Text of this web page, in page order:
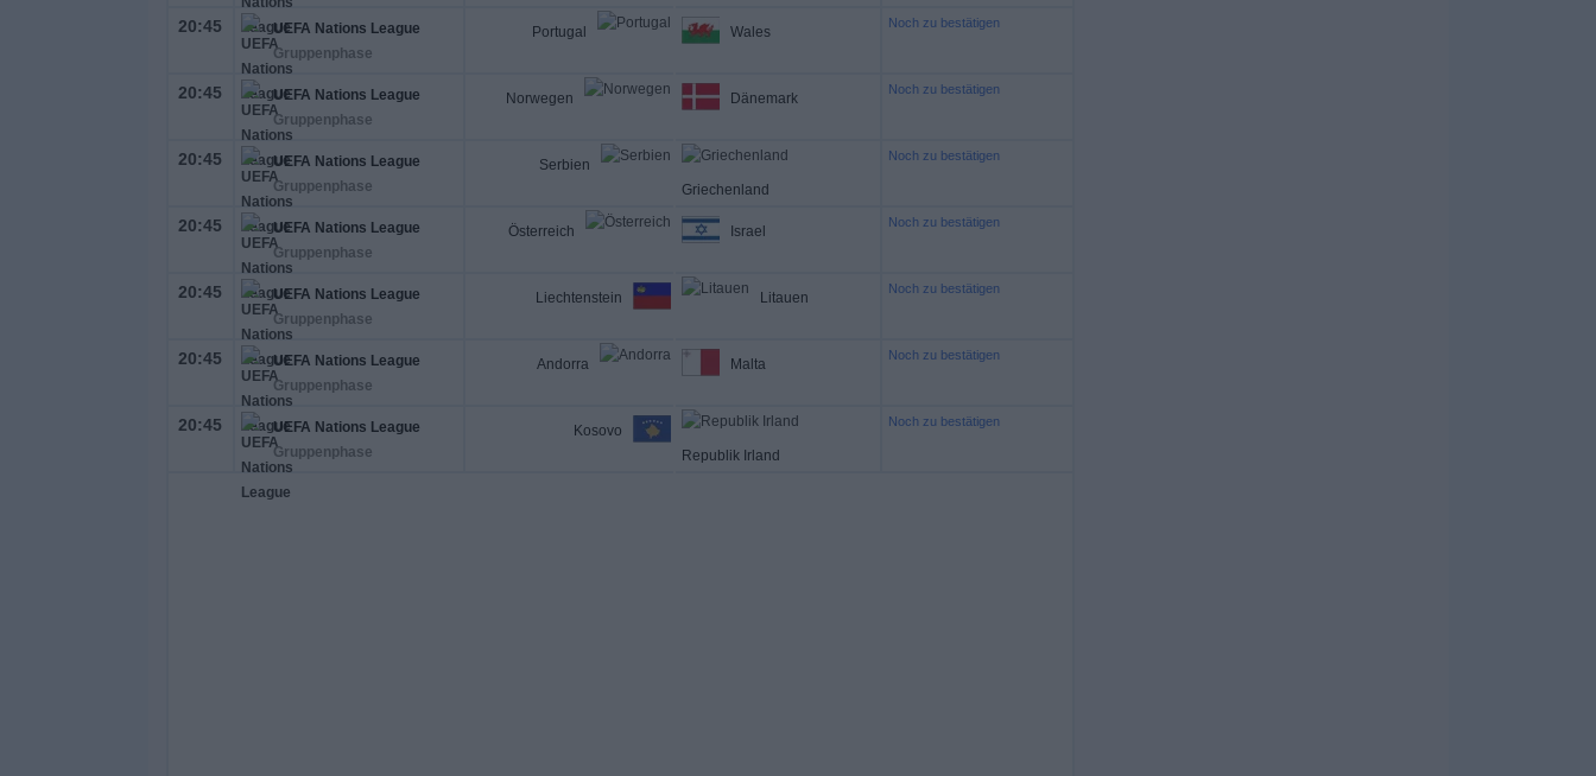
20:45
UEFA Nations League
Gruppenphase
Portugal Wales
Noch zu bestätigen
20:45
UEFA Nations League
Gruppenphase
Norwegen Dänemark
Noch zu bestätigen
20:45
UEFA Nations League
Gruppenphase
Serbien
Griechenland
Noch zu bestätigen
20:45
UEFA Nations League
Gruppenphase
Österreich Israel
Noch zu bestätigen
20:45
UEFA Nations League
Gruppenphase
Liechtenstein Litauen
Noch zu bestätigen
20:45
UEFA Nations League
Gruppenphase
Andorra Malta
Noch zu bestätigen
20:45
UEFA Nations League
Gruppenphase
Kosovo
Republik Irland
Noch zu bestätigen